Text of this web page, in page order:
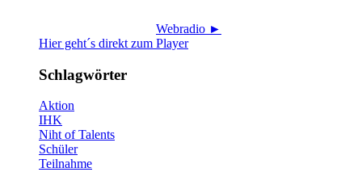
Webradio ►
Hier geht´s direkt zum Player
Schlagwörter
Aktion
IHK
Niht of Talents
Schüler
Teilnahme